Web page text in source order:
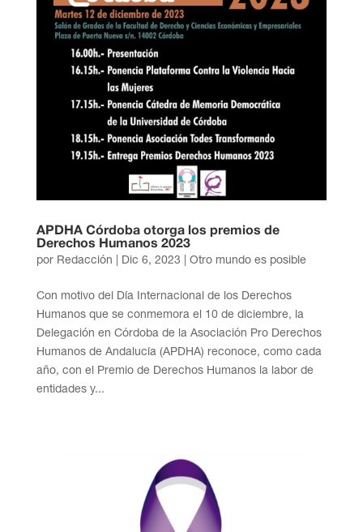
APDHA Córdoba otorga los premios de
Derechos Humanos 2023
por Redacción | Dic 6, 2023 | Otro mundo es posible
Con motivo del Día Internacional de los Derechos
Humanos que se conmemora el 10 de diciembre, la
Delegación en Córdoba de la Asociación Pro Derechos
Humanos de Andalucía (APDHA) reconoce, como cada
año, con el Premio de Derechos Humanos la labor de
entidades y...